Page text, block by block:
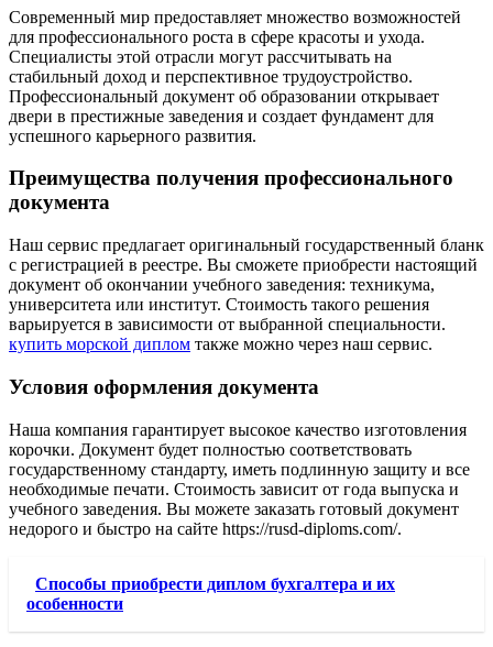
Современный мир предоставляет множество возможностей
для профессионального роста в сфере красоты и ухода.
Специалисты этой отрасли могут рассчитывать на
стабильный доход и перспективное трудоустройство.
Профессиональный документ об образовании открывает
двери в престижные заведения и создает фундамент для
успешного карьерного развития.
Преимущества получения профессионального
документа
Наш сервис предлагает оригинальный государственный бланк
с регистрацией в реестре. Вы сможете приобрести настоящий
документ об окончании учебного заведения: техникума,
университета или институт. Стоимость такого решения
варьируется в зависимости от выбранной специальности.
купить морской диплом также можно через наш сервис.
Условия оформления документа
Наша компания гарантирует высокое качество изготовления
корочки. Документ будет полностью соответствовать
государственному стандарту, иметь подлинную защиту и все
необходимые печати. Стоимость зависит от года выпуска и
учебного заведения. Вы можете заказать готовый документ
недорого и быстро на сайте https://rusd-diploms.com/.
Способы приобрести диплом бухгалтера и их
особенности